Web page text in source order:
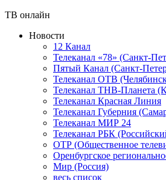
ТВ онлайн
Новости
12 Канал
Телеканал «78» (Санкт-
Пятый Канал (Санкт-
Телеканал ОТВ
Телеканал ТНВ-Планета
Телеканал Красная Линия
Телеканал Губерния
Телеканал МИР 24
Телеканал РБК
ОТР (Общественное
Оренбургское
Мир (Россия)
весь список